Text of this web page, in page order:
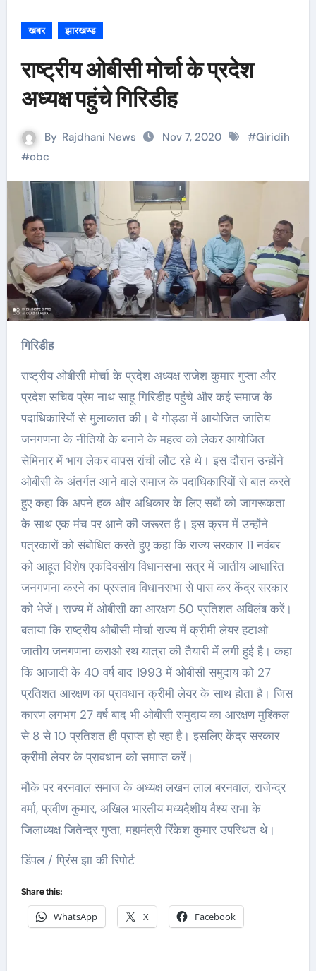
खबर झारखण्ड
राष्ट्रीय ओबीसी मोर्चा के प्रदेश
अध्यक्ष पहुंचे गिरिडीह
By Rajdhani News Nov 7, 2020 #Giridih
#obc
गिरिडीह
राष्ट्रीय ओबीसी मोर्चा के प्रदेश अध्यक्ष राजेश कुमार गुप्ता और
प्रदेश सचिव प्रेम नाथ साहू गिरिडीह पहुंचे और कई समाज के
पदाधिकारियों से मुलाकात की। वे गोड्डा में आयोजित जातिय
जनगणना के नीतियों के बनाने के महत्व को लेकर आयोजित
सेमिनार में भाग लेकर वापस रांची लौट रहे थे। इस दौरान उन्होंने
ओबीसी के अंतर्गत आने वाले समाज के पदाधिकारियों से बात करते
हुए कहा कि अपने हक और अधिकार के लिए सबों को जागरूकता
के साथ एक मंच पर आने की जरूरत है। इस क्रम में उन्होंने
पत्रकारों को संबोधित करते हुए कहा कि राज्य सरकार 11 नवंबर
को आहूत विशेष एकदिवसीय विधानसभा सत्र में जातीय आधारित
जनगणना करने का प्रस्ताव विधानसभा से पास कर केंद्र सरकार
को भेजें। राज्य में ओबीसी का आरक्षण 50 प्रतिशत अविलंब करें।
बताया कि राष्ट्रीय ओबीसी मोर्चा राज्य में क्रीमी लेयर हटाओ
जातीय जनगणना कराओ रथ यात्रा की तैयारी में लगी हुई है। कहा
कि आजादी के 40 वर्ष बाद 1993 में ओबीसी समुदाय को 27
प्रतिशत आरक्षण का प्रावधान क्रीमी लेयर के साथ होता है। जिस
कारण लगभग 27 वर्ष बाद भी ओबीसी समुदाय का आरक्षण मुश्किल
से 8 से 10 प्रतिशत ही प्राप्त हो रहा है। इसलिए केंद्र सरकार
क्रीमी लेयर के प्रावधान को समाप्त करें।
मौके पर बरनवाल समाज के अध्यक्ष लखन लाल बरनवाल, राजेन्द्र
वर्मा, प्रवीण कुमार, अखिल भारतीय मध्यदैशीय वैश्य सभा के
जिलाध्यक्ष जितेन्द्र गुप्ता, महामंत्री रिंकेश कुमार उपस्थित थे।
डिंपल / प्रिंस झा की रिपोर्ट
Share this:
WhatsApp X Facebook